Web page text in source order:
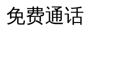
免费通话